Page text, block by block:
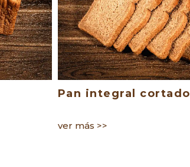
Pan integral cortado
ver más >>